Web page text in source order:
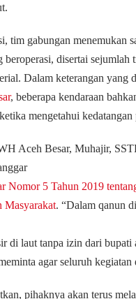
tim gabungan menemukan
beroperasi, disertai
Dalam keterangan yang
, beberapa kendaraan
mengetahui kedatangan
Aceh Besar, Muhajir,
Nomor 5 Tahun 2019
Masyarakat. “Dalam qanun
di laut tanpa izin dari
agar seluruh kegiatan
pihaknya akan terus